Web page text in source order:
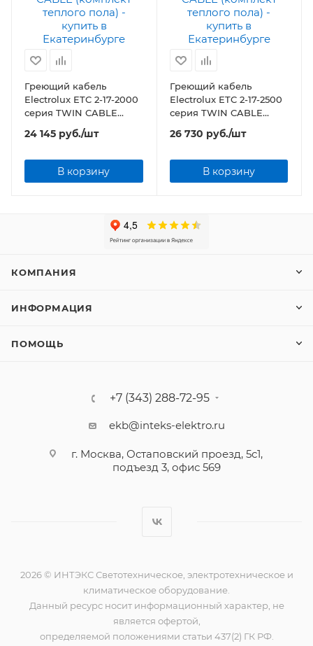
Греющий кабель
Electrolux ETC 2-17-2000
серия TWIN CABLE
(комплект теплого пола)
24 145 руб./шт
В корзину
Греющий кабель
Electrolux ETC 2-17-2500
серия TWIN CABLE
(комплект теплого пола)
26 730 руб./шт
В корзину
КОМПАНИЯ
ИНФОРМАЦИЯ
ПОМОЩЬ
+7 (343) 288-72-95
ekb@inteks-elektro.ru
г. Москва, Остаповский проезд, 5с1,
подъезд 3, офис 569
2026 © ИНТЭКС Светотехническое, электротехническое и
климатическое оборудование.
Данный ресурс носит информационный характер, не
является офертой,
определяемой положениями статьи 437(2) ГК РФ.